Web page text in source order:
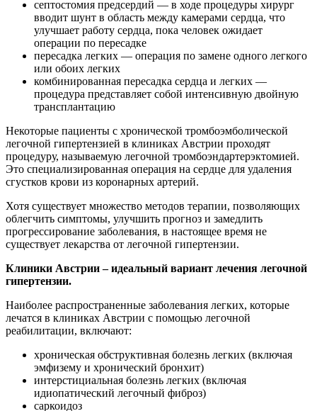
септостомия предсердий — в ходе процедуры хирург
вводит шунт в область между камерами сердца, что
улучшает работу сердца, пока человек ожидает
операции по пересадке
пересадка легких — операция по замене одного легкого
или обоих легких
комбинированная пересадка сердца и легких —
процедура представляет собой интенсивную двойную
трансплантацию
Некоторые пациенты с хронической тромбоэмболической
легочной гипертензией в клиниках Австрии проходят
процедуру, называемую легочной тромбоэндартерэктомией.
Это специализированная операция на сердце для удаления
сгустков крови из коронарных артерий.
Хотя существует множество методов терапии, позволяющих
облегчить симптомы, улучшить прогноз и замедлить
прогрессирование заболевания, в настоящее время не
существует лекарства от легочной гипертензии.
Клиники Австрии – идеальный вариант лечения легочной
гипертензии.
Наиболее распространенные заболевания легких, которые
лечатся в клиниках Австрии с помощью легочной
реабилитации, включают:
хроническая обструктивная болезнь легких (включая
эмфизему и хронический бронхит)
интерстициальная болезнь легких (включая
идиопатический легочный фиброз)
саркоидоз